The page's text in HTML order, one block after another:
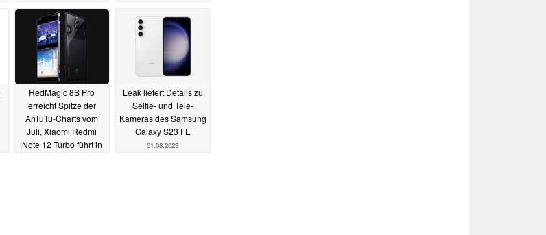
RedMagic 8S Pro
erreicht Spitze der
AnTuTu-Charts vom
Juli, Xiaomi Redmi
Note 12 Turbo führt in
Leak liefert Details zu
Selfie- und Tele-
Kameras des Samsung
Galaxy S23 FE
01.08.2023